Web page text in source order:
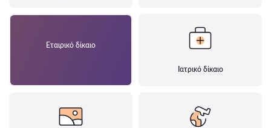
Εταιρικό δίκαιο
Ιατρικό δίκαιο